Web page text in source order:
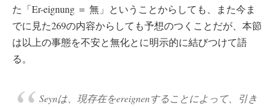
た「Er-eignung ＝ 無」ということからしても、また今ま
でに見た269の内容からしても予想のつくことだが、本節
は以上の事態を不安と無化とに明示的に結びつけて語
る。
Seynは、現存在をereignenすることによって、引き